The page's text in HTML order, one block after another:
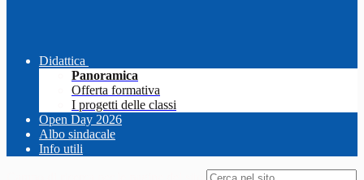
Didattica
Panoramica
Offerta formativa
I progetti delle classi
Open Day 2026
Albo sindacale
Info utili